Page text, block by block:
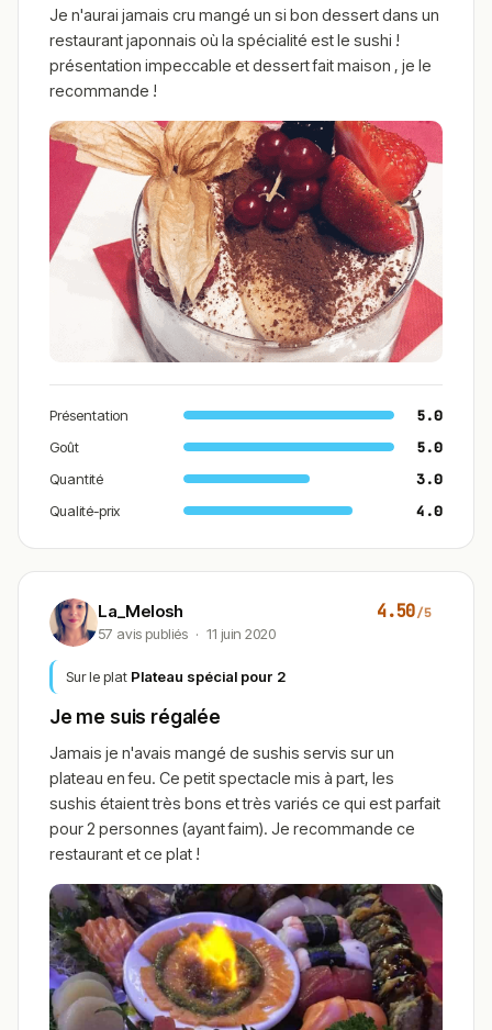
Je n'aurai jamais cru mangé un si bon dessert dans un
restaurant japonnais où la spécialité est le sushi !
présentation impeccable et dessert fait maison , je le
recommande !
Présentation 5.0
Goût 5.0
Quantité 3.0
Qualité-prix 4.0
La_Melosh
57 avis publiés · 11 juin 2020
4.50/5
Sur le plat Plateau spécial pour 2
Je me suis régalée
Jamais je n'avais mangé de sushis servis sur un
plateau en feu. Ce petit spectacle mis à part, les
sushis étaient très bons et très variés ce qui est parfait
pour 2 personnes (ayant faim). Je recommande ce
restaurant et ce plat !